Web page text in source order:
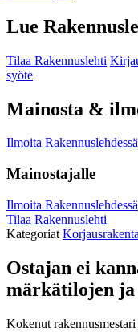
Lue
Tilaa Rakennuslehti
syöte
Mainosta &
Ilmoita Rakennuslehdessä
Mainostajalle
Ilmoita Rakennuslehdessä
Tilaa Rakennuslehti
Kategoriat
Ostajan ei
märkätilojen ja
Kokenut